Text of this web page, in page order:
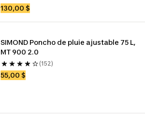
130,00 $
SIMOND Poncho de pluie ajustable 75 L,
MT 900 2.0
(152)
55,00 $